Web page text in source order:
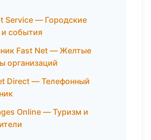
Service — Городские
и события
Fast Net — Желтые
организаций
Direct — Телефонный
Online — Туризм и